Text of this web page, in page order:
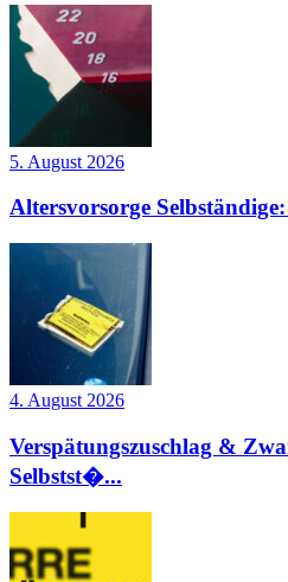
5. August 2026
Altersvorsorge
4. August 2026
Verspätungszuschlag &
Selbstst�...